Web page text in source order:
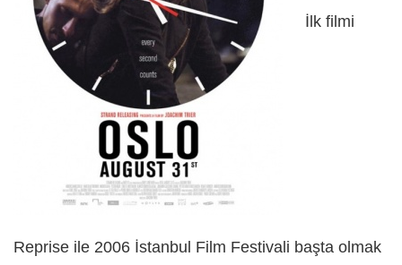
İlk filmi
Reprise ile 2006 İstanbul Film Festivali başta olmak